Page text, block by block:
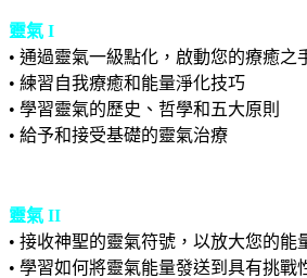
靈氣 I
• 通過靈氣一級點化，啟動您的療癒之
• 練習自我療癒和能量淨化技巧
• 學習靈氣的歷史、哲學和五大原則
• 給予和接受基礎的靈氣治療
靈氣 II
• 接收神聖的靈氣符號，以放大您的能
• 學習如何將靈氣能量發送到具有挑戰